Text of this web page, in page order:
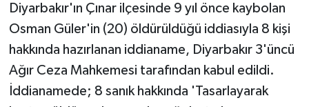
Diyarbakır'ın Çınar ilçesinde 9 yıl önce kaybolan
Osman Güler'in (20) öldürüldüğü iddiasıyla 8 kişi
hakkında hazırlanan iddianame, Diyarbakır 3'üncü
Ağır Ceza Mahkemesi tarafından kabul edildi.
İddianamede; 8 sanık hakkında 'Tasarlayarak
Siyaset
Sonsöz Özel